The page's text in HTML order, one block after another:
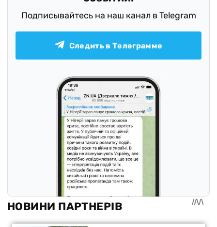
Подписывайтесь на наш канал в Telegram
Следить в Телеграмме